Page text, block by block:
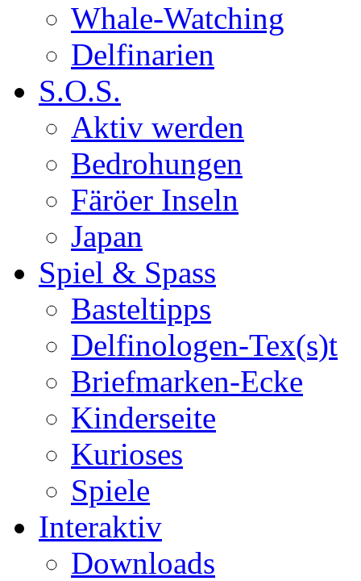
Whale-Watching
Delfinarien
S.O.S.
Aktiv werden
Bedrohungen
Färöer Inseln
Japan
Spiel & Spass
Basteltipps
Delfinologen-Tex(s)t
Briefmarken-Ecke
Kinderseite
Kurioses
Spiele
Interaktiv
Downloads